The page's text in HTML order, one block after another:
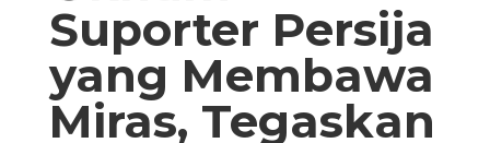
Suporter Persija
yang Membawa
Miras, Tegaskan